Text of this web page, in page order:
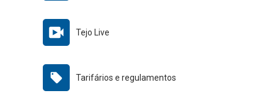
Tejo Live
Tarifários e regulamentos